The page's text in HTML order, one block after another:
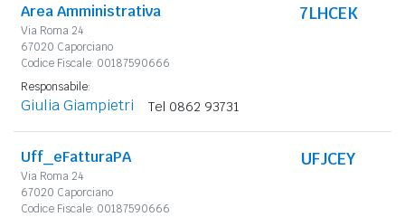
Area Amministrativa
Via Roma 24
67020 Caporciano
Codice Fiscale: 00187590666
7LHCEK
Responsabile:
Giulia Giampietri Tel 0862 93731
Uff_eFatturaPA
Via Roma 24
67020 Caporciano
Codice Fiscale: 00187590666
UFJCEY